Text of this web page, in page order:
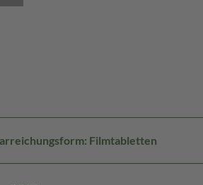
Filmtabletten